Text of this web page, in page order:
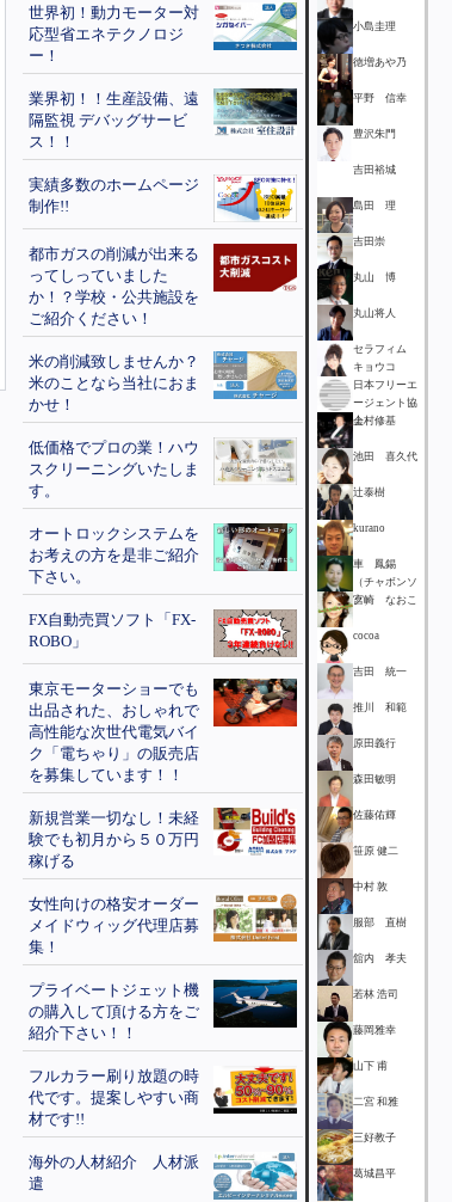
世界初！動力モーター対
応型省エネテクノロジ
ー！
業界初！！生産設備、遠
隔監視 デバッグサービ
ス！！
実績多数のホームページ
制作!!
都市ガスの削減が出来る
ってしっていました
か！？学校・公共施設を
ご紹介ください！
米の削減致しませんか？
米のことなら当社におま
かせ！
低価格でプロの業！ハウ
スクリーニングいたしま
す。
オートロックシステムを
お考えの方を是非ご紹介
下さい。
FX自動売買ソフト「FX-
ROBO」
東京モーターショーでも
出品された、おしゃれで
高性能な次世代電気バイ
ク「電ちゃり」の販売店
を募集しています！！
新規営業一切なし！未経
験でも初月から５０万円
稼げる
女性向けの格安オーダー
メイドウィッグ代理店募
集！
プライベートジェット機
の購入して頂ける方をご
紹介下さい！！
フルカラー刷り放題の時
代です。提案しやすい商
材です!!
海外の人材紹介 人材派
遣
小島圭理
徳増あや乃
平野 信幸
豊沢朱門
吉田裕城
島田 理
吉田崇
丸山 博
丸山将人
セラフィム
キョウコ
日本フリーエ
ージェント協
会
上村修基
池田 喜久代
辻泰樹
kurano
車 鳳錫
（チャボンソ
ク）
宮崎 なおこ
cocoa
吉田 統一
推川 和範
原田義行
森田敏明
佐藤佑輝
笹原 健二
中村 敦
服部 直樹
舘内 孝夫
若林 浩司
藤岡雅幸
山下 甫
二宮 和雅
三好教子
葛城昌平